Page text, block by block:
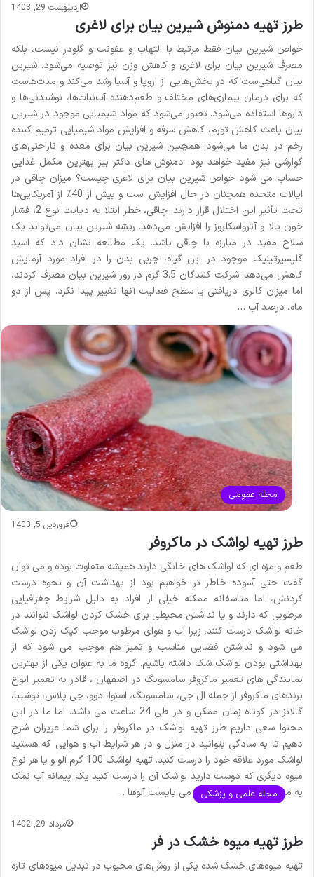
اردیبهشت 29, 1403
طرز تهیه دمنوش شیرین بیان برای لاغری
خواص شیرین بیان فقط مرتبط با التهاب و عفونت و گلودر نیست، بلکه
مصرف شیرین بیان برای لاغری و کاهش وزن نیز توصیه می‌شود. شیرین
بیان گیاهی‌ست که در بخش‌هایی از اروپا و آسیا رشد می‌کند و مدت‌هاست
که برای درمان بیماری‌های مختلف و طعم‌دهنده آب‌نبات‌ها، نوشیدنی‌ها و
داروها استفاده می‌شود. تصور می‌شود که مواد شیمیایی موجود در شیرین
بیان باعث کاهش تورم، کاهش سرفه و افزایش مواد شیمیایی ترمیم کننده
زخم در بدن ما می‌شود. همچنین شیرین بیان برای معده و ناراحتی‌های
گوارشی نیز مفید خواهد بود. دمنوش های دکتر بیز بهترین مکمل غذایی
حساب می شود خواص شیرین بیان برای لاغری چیست؟ میزان چاقی در
ایالات متحده همچنان در حال افزایش است و بیش از 40٪ از آمریکایی‌ها
تحت تأثیر این اختلال قرار دارند. چاقی، خطر ابتلا به دیابت نوع 2، فشار
خون بالا و آترواسکلروز را افزایش می‌دهد. ریشه شیرین بیان می‌تواند یک
سلاح مفید در مبارزه با چاقی باشد. یک مطالعه نشان داد که اسید
گلیسیرتینیک موجود در این گیاه، چربی بدن را در افراد مورد آزمایش
کاهش می‌دهد. شرکت کنندگان 3.5 گرم در روز شیرین بیان مصرف کردند،
اما میزان کالری دریافتی یا سطح فعالیت آنها تغییر پیدا نکرد. پس از دو
ماه، درصد آب …
مجله عمومی
فروردین 5, 1403
طرز تهیه لواشک در ماکروفر
طعم و مزه ای که لواشک های خانگی دارند همیشه متفاوت بوده و می توان
گفت حتی آسوده خاطر تر خواهیم بود از بهداشت آن و نحوه درست
کردنش، اما متاسفانه ممکنه خیلی از افراد به دلیل شرایط جغرافیایی
مرطوبی که دارند و یا نداشتن محیطی برای خشک کردن لواشک نتوانند در
خانه لواشک درست کنند، زیرا آب و هوای مرطوب موجب کپک زدن لواشک
می شود و نداشتن فضایی مناسب و تمیز هم موجب می شود که از
بهداشتی بودن لواشک شک داشته باشیم. گروه ما به عنوان یکی از بهترین
نمایندگی های تعمیر ماکروفر سامسونگ در اصفهان ، قادر به تعمیر انواع
برندهای ماکروفر از جمله ال جی، سامسونگ، اسنوا، دوو، جی پلاس، توشیبا،
گالانز در کوتاه زمان ممکن و در طی 24 ساعت می باشد. اما ما در این
محتوا سعی داریم طرز تهیه لواشک در ماکروفر را برای شما عزیزان شرح
دهیم تا به سادگی بتوانید در منزل و در هر شرایط آب و هوایی که هستید
لواشک مورد علاقه خود را درست کنید. تهیه لواشک 100 گرم آلو و یا هر نوع
میوه دیگری که دوست دارید لواشک آن را درست کنید یک پیمانه آب نمک
به مقدار کافی در مرحله اول می بایست آلوها …
مجله علمی و پزشکی
مرداد 29, 1402
طرز تهیه میوه خشک در فر
تهیه میوه‌های خشک شده یکی از روش‌های محبوب در تبدیل میوه‌های تازه